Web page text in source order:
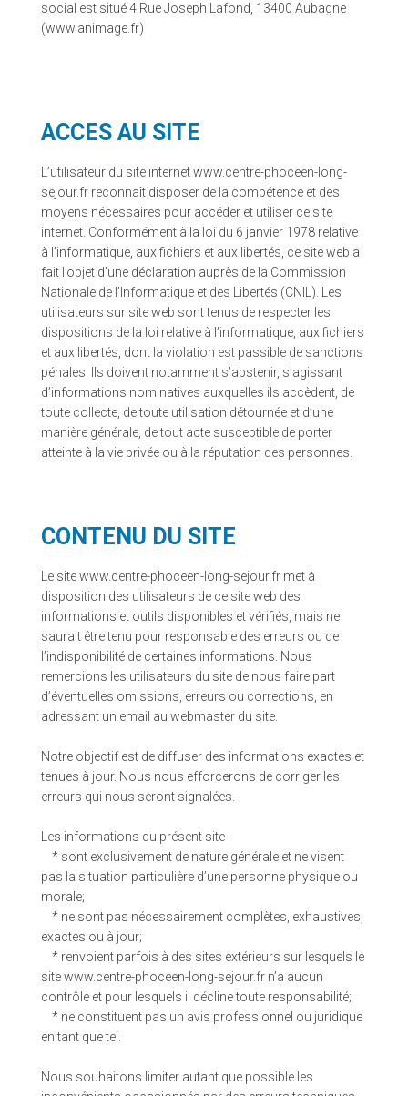
social est situé 4 Rue Joseph Lafond, 13400 Aubagne
(www.animage.fr)
ACCES AU SITE
L’utilisateur du site internet www.centre-phoceen-long-
sejour.fr reconnaît disposer de la compétence et des
moyens nécessaires pour accéder et utiliser ce site
internet. Conformément à la loi du 6 janvier 1978 relative
à l’informatique, aux fichiers et aux libertés, ce site web a
fait l’objet d’une déclaration auprès de la Commission
Nationale de l’Informatique et des Libertés (CNIL). Les
utilisateurs sur site web sont tenus de respecter les
dispositions de la loi relative à l’informatique, aux fichiers
et aux libertés, dont la violation est passible de sanctions
pénales. Ils doivent notamment s’abstenir, s’agissant
d’informations nominatives auxquelles ils accèdent, de
toute collecte, de toute utilisation détournée et d’une
manière générale, de tout acte susceptible de porter
atteinte à la vie privée ou à la réputation des personnes.
CONTENU DU SITE
Le site www.centre-phoceen-long-sejour.fr met à
disposition des utilisateurs de ce site web des
informations et outils disponibles et vérifiés, mais ne
saurait être tenu pour responsable des erreurs ou de
l’indisponibilité de certaines informations. Nous
remercions les utilisateurs du site de nous faire part
d’éventuelles omissions, erreurs ou corrections, en
adressant un email au webmaster du site.
Notre objectif est de diffuser des informations exactes et
tenues à jour. Nous nous efforcerons de corriger les
erreurs qui nous seront signalées.
Les informations du présent site :
* sont exclusivement de nature générale et ne visent
pas la situation particulière d’une personne physique ou
morale;
* ne sont pas nécessairement complètes, exhaustives,
exactes ou à jour;
* renvoient parfois à des sites extérieurs sur lesquels le
site www.centre-phoceen-long-sejour.fr n’a aucun
contrôle et pour lesquels il décline toute responsabilité;
* ne constituent pas un avis professionnel ou juridique
en tant que tel.
Nous souhaitons limiter autant que possible les